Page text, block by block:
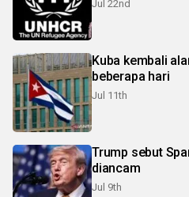
Jul 22nd
Kuba kembali
beberapa hari
Jul 11th
Trump sebut
diancam
Jul 9th